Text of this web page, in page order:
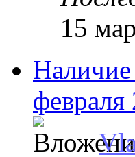
15
Наличие
февраля